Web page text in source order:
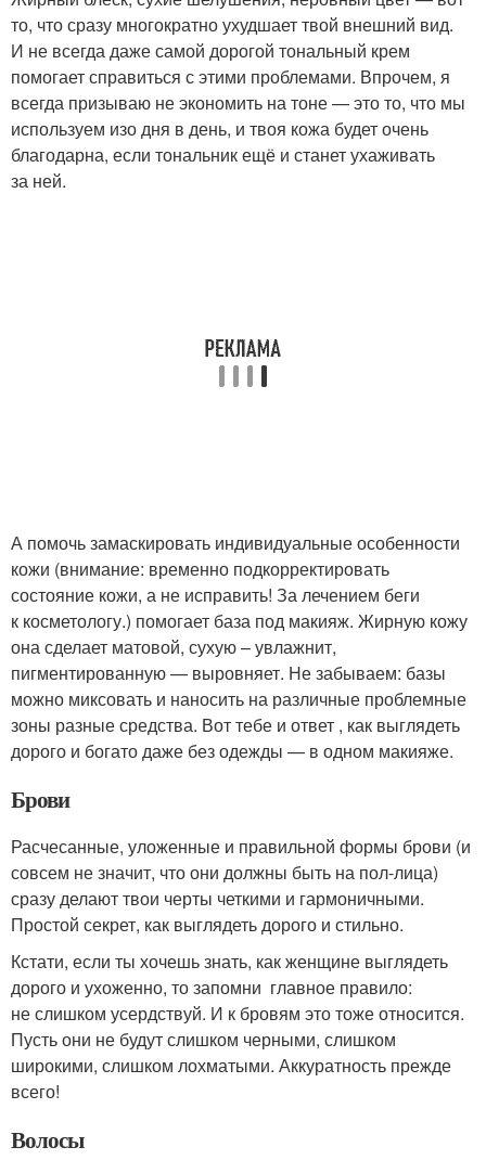
то, что сразу многократно ухудшает твой внешний вид.
И не всегда даже самой дорогой тональный крем
помогает справиться с этими проблемами. Впрочем, я
всегда призываю не экономить на тоне — это то, что мы
используем изо дня в день, и твоя кожа будет очень
благодарна, если тональник ещё и станет ухаживать
за ней.
А помочь замаскировать индивидуальные особенности
кожи (внимание: временно подкорректировать
состояние кожи, а не исправить! За лечением беги
к косметологу.) помогает база под макияж. Жирную кожу
она сделает матовой, сухую – увлажнит,
пигментированную — выровняет. Не забываем: базы
можно миксовать и наносить на различные проблемные
зоны разные средства. Вот тебе и ответ , как выглядеть
дорого и богато даже без одежды — в одном макияже.
Брови
Расчесанные, уложенные и правильной формы брови (и
совсем не значит, что они должны быть на пол-лица)
сразу делают твои черты четкими и гармоничными.
Простой секрет, как выглядеть дорого и стильно.
Кстати, если ты хочешь знать, как женщине выглядеть
дорого и ухоженно, то запомни главное правило:
не слишком усердствуй. И к бровям это тоже относится.
Пусть они не будут слишком черными, слишком
широкими, слишком лохматыми. Аккуратность прежде
всего!
Волосы